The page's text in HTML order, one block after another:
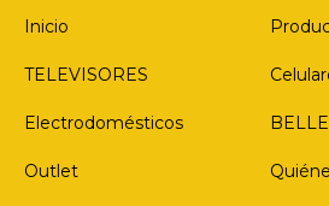
Inicio
TELEVISORES
Electrodomésticos
Outlet